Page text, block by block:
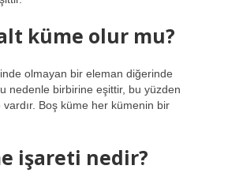
küme olur mu?
olmayan bir eleman diğerinde
nedenle birbirine eşittir, bu yüzden
Boş küme her kümenin bir
işareti nedir?